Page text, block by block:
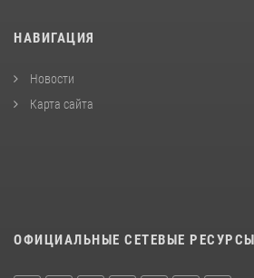
НАВИГАЦИЯ
Новости
Карта сайта
ОФИЦИАЛЬНЫЕ СЕТЕВЫЕ РЕСУРСЫ